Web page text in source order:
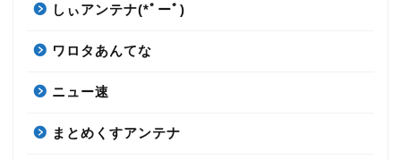
しぃアンテナ(*ﾟーﾟ)
ワロタあんてな
ニュー速
まとめくすアンテナ